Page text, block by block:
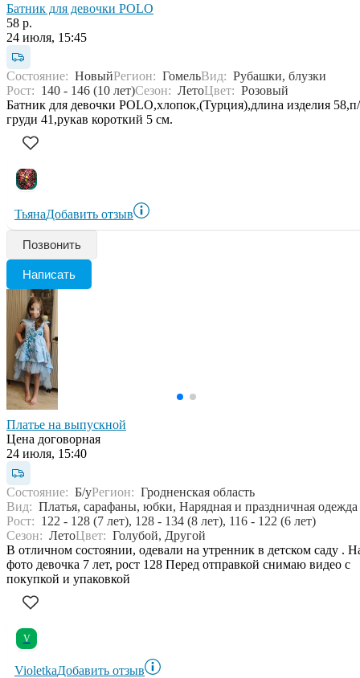
Батник для девочки POLO
58 р.
24 июля, 15:45
Состояние: НовыйРегион: ГомельВид: Рубашки, блузки
Рост: 140 - 146 (10 лет)Сезон: ЛетоЦвет: Розовый
Батник для девочки POLO,хлопок,(Турция),длина изделия
груди 41,рукав короткий 5 см.
ТьянаДобавить отзыв
Позвонить
Написать
Платье на выпускной
Цена договорная
24 июля, 15:40
Состояние: Б/уРегион: Гродненская область
Вид: Платья, сарафаны, юбки, Нарядная и праздничная одежда
Рост: 122 - 128 (7 лет), 128 - 134 (8 лет), 116 - 122 (6 лет)
Сезон: ЛетоЦвет: Голубой, Другой
В отличном состоянии, одевали на утренник в детском саду .
фото девочка 7 лет, рост 128 Перед отправкой снимаю видео с
покупкой и упаковкой
V
VioletkaДобавить отзыв